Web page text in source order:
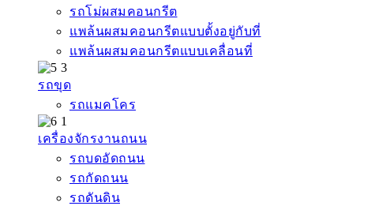
รถโม่ผสมคอนกรีต
แพล้นผสมคอนกรีตแบบตั้งอยู่กับที่
แพล้นผสมคอนกรีตแบบเคลื่อนที่
รถขุด
รถแมคโคร
เครื่องจักรงานถนน
รถบดอัดถนน
รถกัดถนน
รถดันดิน